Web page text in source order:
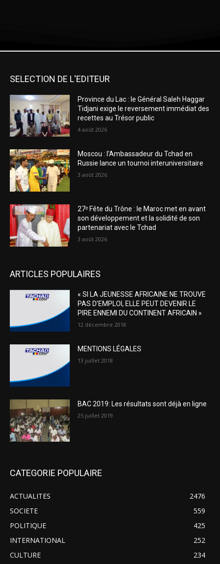
SELECTION DE L'EDITEUR
Province du Lac : le Général Saleh Haggar
Tidjani exige le reversement immédiat des
recettes au Trésor public
4 août 2026
Moscou : l’Ambassadeur du Tchad en
Russie lance un tournoi interuniversitaire
3 août 2026
27ᵉ Fête du Trône : le Maroc met en avant
son développement et la solidité de son
partenariat avec le Tchad
3 août 2026
ARTICLES POPULAIRES
« SI LA JEUNESSE AFRICAINE NE TROUVE
PAS D’EMPLOI, ELLE PEUT DEVENIR LE
PIRE ENNEMI DU CONTINENT AFRICAIN »
12 décembre 2018
MENTIONS LÉGALES
13 juillet 2018
BAC 2019: Les résultats sont déjà en ligne
25 juillet 2019
CATEGORIE POPULAIRE
ACTUALITES
2476
SOCIETE
559
POLITIQUE
425
INTERNATIONAL
252
CULTURE
234